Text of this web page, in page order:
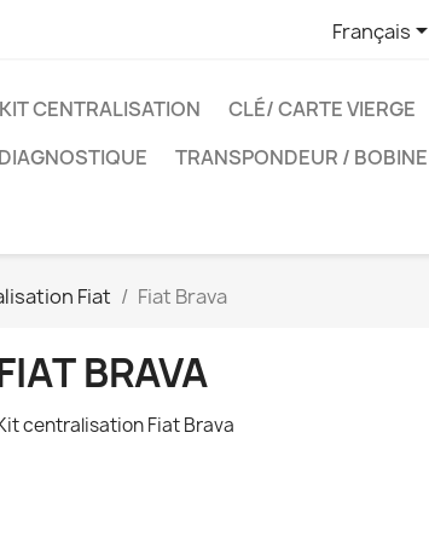
Français
KIT CENTRALISATION CLÉ/ CARTE VIERGE
TRANSPONDEUR / BOBINE
Fiat Fiat Brava
BRAVA
centralisation Fiat Brava